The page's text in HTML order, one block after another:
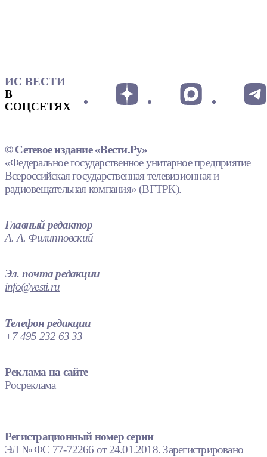
ИС ВЕСТИ
В
СОЦСЕТЯХ
© Сетевое издание «Вести.Ру»
«Федеральное государственное унитарное предприятие
Всероссийская государственная телевизионная и
радиовещательная компания» (ВГТРК).
Главный редактор
А. А. Филипповский
Эл. почта редакции
info@vesti.ru
Телефон редакции
+7 495 232 63 33
Реклама на сайте
Росреклама
Регистрационный номер серии
ЭЛ № ФС 77-72266 от 24.01.2018. Зарегистрировано